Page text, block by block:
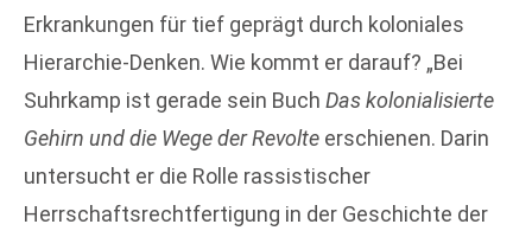
Erkrankungen für tief geprägt durch koloniales
Hierarchie-Denken. Wie kommt er darauf? „Bei
Suhrkamp ist gerade sein Buch Das kolonialisierte
Gehirn und die Wege der Revolte erschienen. Darin
untersucht er die Rolle rassistischer
Herrschaftsrechtfertigung in der Geschichte der